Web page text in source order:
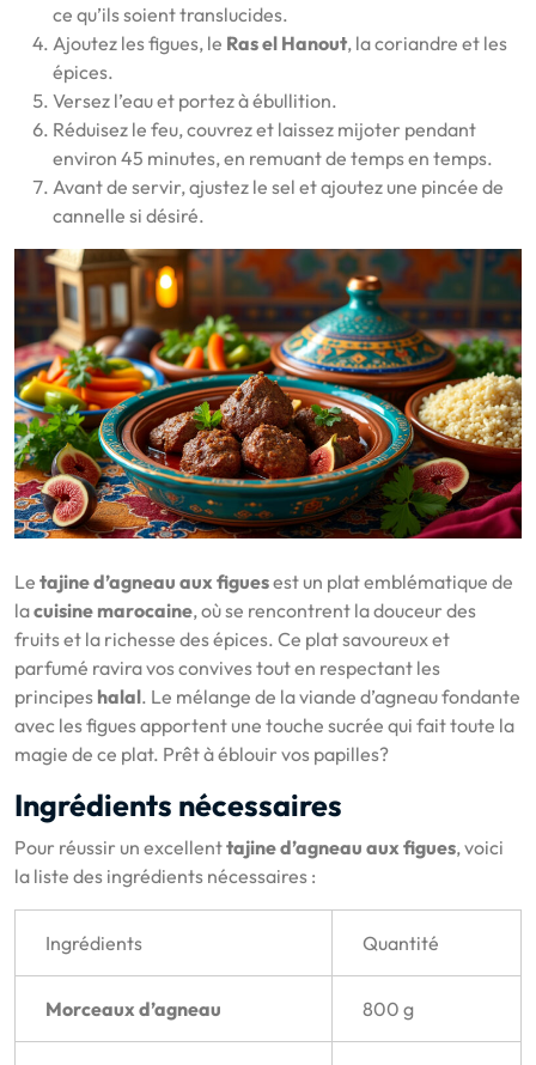
ce qu’ils soient translucides.
Ajoutez les figues, le Ras el Hanout, la coriandre et les
épices.
Versez l’eau et portez à ébullition.
Réduisez le feu, couvrez et laissez mijoter pendant
environ 45 minutes, en remuant de temps en temps.
Avant de servir, ajustez le sel et ajoutez une pincée de
cannelle si désiré.
Le tajine d’agneau aux figuesest un plat emblématique de
lacuisine marocaine, où se rencontrent la douceur des
fruits et la richesse des épices. Ce plat savoureux et
parfumé ravira vos convives tout en respectant les
principes halal. Le mélange de la viande d’agneau fondante
avec les figues apportent une touche sucrée qui fait toute la
magie de ce plat. Prêt à éblouir vos papilles?
Ingrédients nécessaires
Pour réussir un excellenttajine d’agneau aux figues, voici
la liste des ingrédients nécessaires :
Ingrédients Quantité
Morceaux d’agneau 800 g